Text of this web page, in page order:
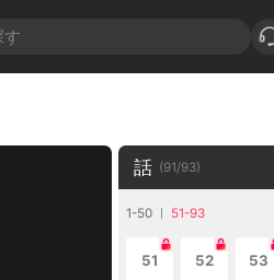
話 (91/93)
1-50 51-93
51 52 53